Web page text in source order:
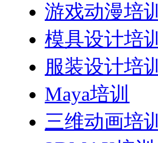
游戏动漫培训
模具设计培训
服装设计培训
Maya培训
三维动画培训